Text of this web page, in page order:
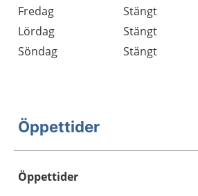
Fredag
Stängt
Lördag
Stängt
Söndag
Stängt
Öppettider
Öppettider